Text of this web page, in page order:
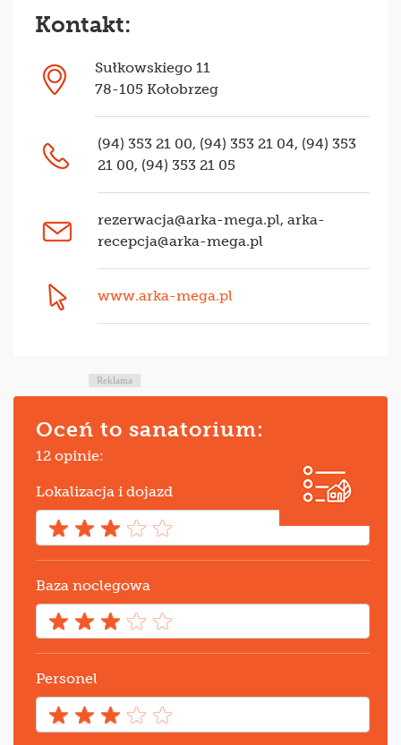
Kontakt:
Sułkowskiego 11
78-105 Kołobrzeg
(94) 353 21 00, (94) 353 21 04, (94) 353
21 00, (94) 353 21 05
rezerwacja@arka-mega.pl, arka-
recepcja@arka-mega.pl
www.arka-mega.pl
Reklama
Oceń to sanatorium:
12 opinie:
Lokalizacja i dojazd
Baza noclegowa
Personel